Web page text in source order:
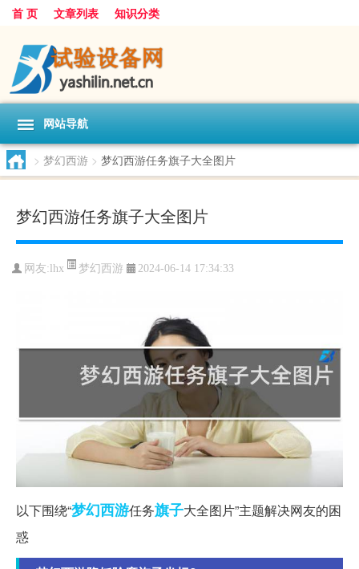
首 页 文章列表 知识分类
网站导航
> 梦幻西游 > 梦幻西游任务旗子大全图片
梦幻西游任务旗子大全图片
网友: lhx 梦幻西游 2024-06-14 17:34:33
以下围绕“梦幻西游任务旗子大全图片”主题解决网友的困
惑